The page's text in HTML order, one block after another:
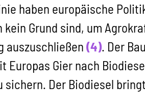
haben europäische
Grund sind, um
auszuschließen (4). Der
Gier nach
Der Biodiesel